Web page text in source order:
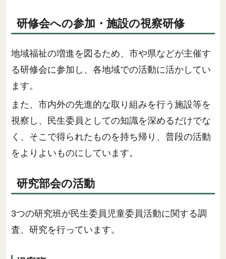
研修会への参加・施設の視察研修
地域福祉の増進を図るため、市や県などが主催す
る研修会に参加し、各地域での活動に活かしてい
ます。
また、市内外の先進的な取り組みを行う施設等を
視察し、民生委員としての知識を深めるだけでな
く、そこで得られたものを持ち帰り、普段の活動
をよりよいものにしています。
研究部会の活動
3つの研究班が民生委員児童委員活動に関する調
査、研究を行っています。